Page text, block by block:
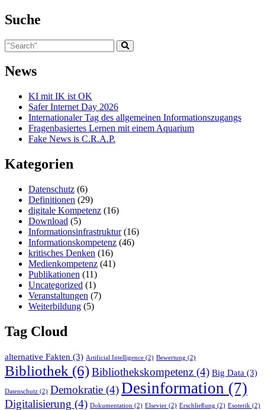
Suche
News
KI mit IK ist OK
Safer Internet Day 2026
Internationaler Tag des allgemeinen Informationszugangs
Fragenbasiertes Lernen mit einem Aquarium
Fake News is C.R.A.P.
Kategorien
Datenschutz (6)
Definitionen (29)
digitale Kompetenz (16)
Download (5)
Informationsinfrastruktur(16)
Informationskompetenz (46)
kritisches Denken (16)
Medienkompetenz (41)
Publikationen (11)
Uncategorized (1)
Veranstaltungen (7)
Weiterbildung (5)
Tag Cloud
alternative Fakten (3) Artificial Intelligence (2) Bewertung (2)
Bibliothek (6)Bibliothekskompetenz (4) Big Data (3)
Datenschutz (2) Demokratie (4)Desinformation (7)
Digitalisierung (4) Dokumentation (2) Elsevier (2) Erschließung (2) Esoterik (2)